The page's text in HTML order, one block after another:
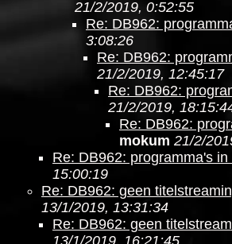
21/2/2019, 0:52:55
Re: DB962:
3:08:26
Re: DB962:
21/2/2019, 12:45:17
Re: DB962:
21/2/2019,
Re: DB962:
mokum 21/2/
Re: DB962: programma's
15:00:19
Re: DB962: geen
13/1/2019, 13:31:34
Re: DB962: geen
13/1/2019, 16:21:45